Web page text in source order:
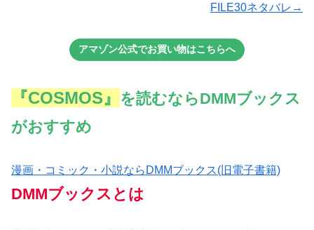
FILE30ネタバレ→
アマゾン公式でお買い物はこちらへ
『COSMOS』 を読むならDMMブックス
がおすすめ
漫画・コミック・小説ならDMMブックス(旧電子書籍)
DMMブックスとは